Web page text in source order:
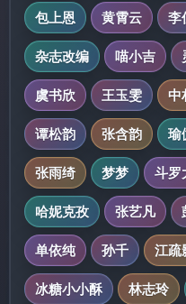
包上恩
黄霄云 李
杂志改编
喵小吉
虞书欣
王玉雯 中
谭松韵
张含韵 瑜
张雨绮
梦梦 斗罗
哈妮克孜
张艺凡
单依纯
孙千 江疏
冰糖小小酥
林志玲